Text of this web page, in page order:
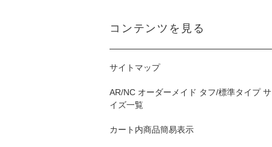
コンテンツを見る
サイトマップ
AR/NC オーダーメイド タフ/標準タイプ サ
イズ一覧
カート内商品簡易表示